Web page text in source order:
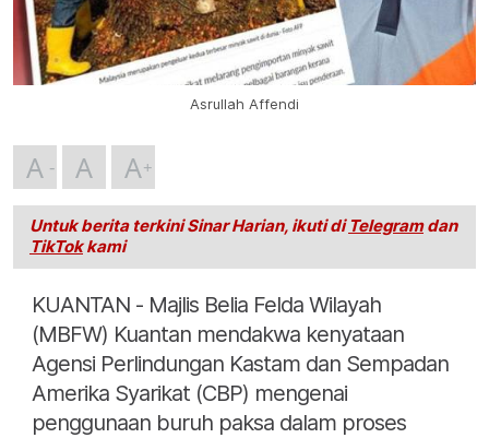
Asrullah Affendi
A A A
Untuk berita terkini Sinar Harian, ikuti di Telegramdan
TikTokkami
KUANTAN - Majlis Belia Felda Wilayah
(MBFW) Kuantan mendakwa kenyataan
Agensi Perlindungan Kastam dan Sempadan
Amerika Syarikat (CBP) mengenai
penggunaan buruh paksa dalam proses